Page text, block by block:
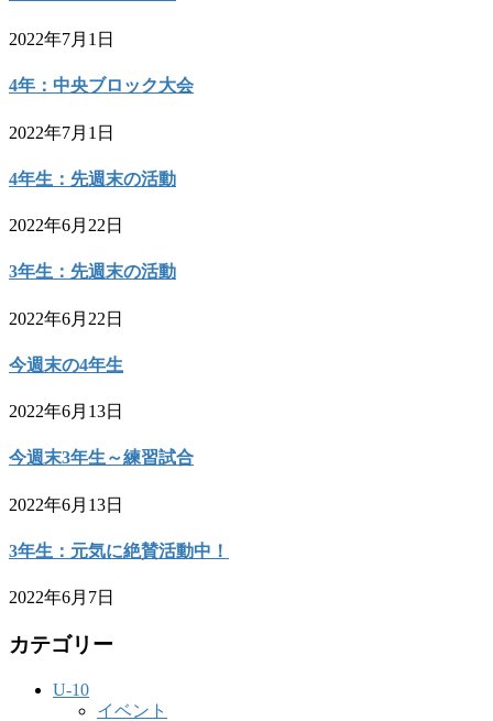
2022年7月1日
4年：中央ブロック大会
2022年7月1日
4年生：先週末の活動
2022年6月22日
3年生：先週末の活動
2022年6月22日
今週末の4年生
2022年6月13日
今週末3年生～練習試合
2022年6月13日
3年生：元気に絶賛活動中！
2022年6月7日
カテゴリー
U-10
イベント